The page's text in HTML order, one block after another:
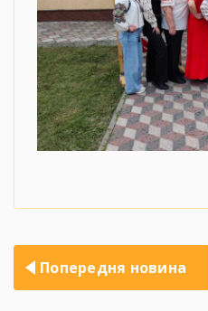
Навігація
записів
Попередня новина